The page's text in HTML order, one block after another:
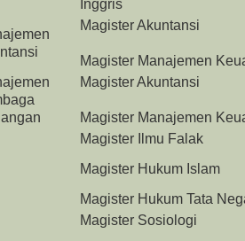
Inggris
Magister Akuntansi
Magister Manajemen
Magister Akuntansi
Magister Manajemen
Magister Ilmu Falak
Magister Hukum Islam
Magister Hukum Tata
Magister Sosiologi